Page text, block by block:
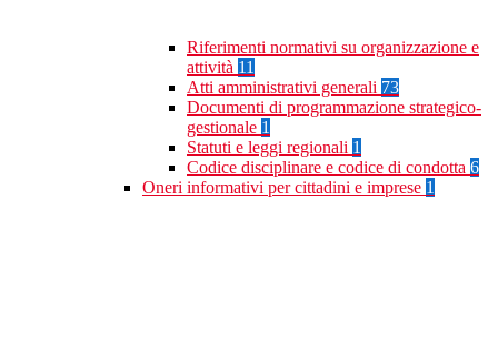
Riferimenti normativi su organizzazione e
attività 11
Atti amministrativi generali 73
Documenti di programmazione strategico-
gestionale 1
Statuti e leggi regionali 1
Codice disciplinare e codice di condotta 6
Oneri informativi per cittadini e imprese 1